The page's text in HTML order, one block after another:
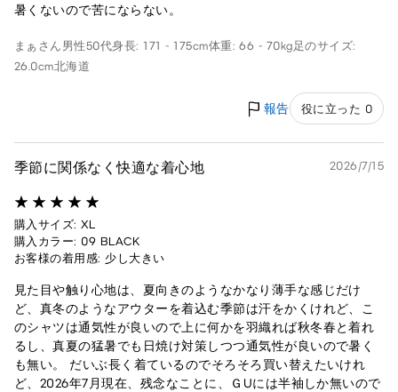
暑くないので苦にならない。
まぁさん 男性50代身長: 171 - 175cm体重: 66 - 70kg足のサイズ:
26.0cm北海道
報告 役に立った 0
季節に関係なく快適な着心地 2026/7/15
購入サイズ: XL
購入カラー: 09 BLACK
お客様の着用感: 少し大きい
見た目や触り心地は、夏向きのようなかなり薄手な感じだけ
ど、真冬のようなアウターを着込む季節は汗をかくけれど、こ
のシャツは通気性が良いので上に何かを羽織れば秋冬春と着れ
るし、真夏の猛暑でも日焼け対策しつつ通気性が良いので暑く
も無い。 だいぶ長く着ているのでそろそろ買い替えたいけれ
ど、2026年7月現在、残念なことに、ＧUには半袖しか無いので